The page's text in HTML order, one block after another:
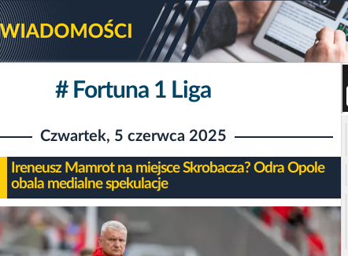
# Fortuna 1 Liga
Czwartek, 5 czerwca 2025
Ireneusz Mamrot na miejsce Skrobacza? Odra Opole
obala medialne spekulacje